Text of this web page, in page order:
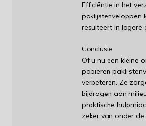
Efficiëntie in het
paklijstenveloppen
resulteert in lagere
Conclusie
Of u nu een kleine
papieren
verbeteren. Ze
bijdragen aan
praktische
zeker van onder de